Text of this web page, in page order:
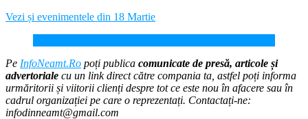
Vezi și evenimentele din 18 Martie
Pe InfoNeamt.Ro poți publica comunicate de presă, articole și
advertoriale cu un link direct către compania ta, astfel poți informa
urmăritorii și viitorii clienți despre tot ce este nou în afacere sau în
cadrul organizației pe care o reprezentați. Contactați-ne:
infodinneamt@gmail.com